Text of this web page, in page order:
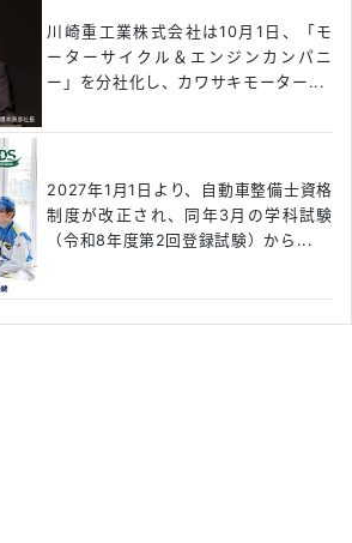
川崎重工業株式会社は10月1日、「モ
ーターサイクル＆エンジンカンパニ
ー」を分社化し、カワサキモーター...
2027年1月1日より、自動車整備士資格
制度が改正され、同年3月の学科試験
（令和8年度第2回登録試験）から...